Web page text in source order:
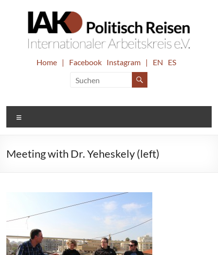
IAK.
Reisen
Internationaler
Home | Facebook Instagram | EN ES
Meeting with Dr. Yeheskely (left)